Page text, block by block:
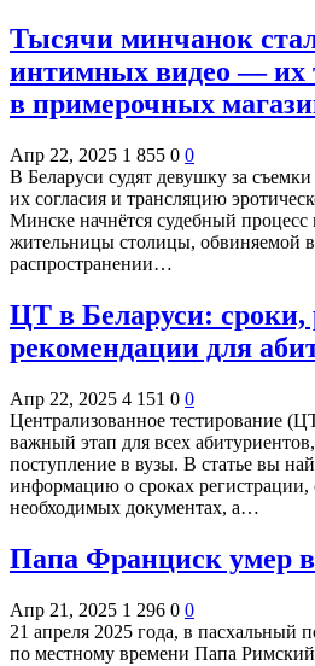
Тысячи минчанок
интимных видео — их
в примерочных
Апр 22, 2025 1 855 0 0
В Беларуси судят девушку за
их согласия и трансляцию
Минске начнётся судебный процесс
жительницы столицы, обвиняемой
распространении…
ЦТ в Беларуси: сроки,
рекомендации для
Апр 22, 2025 4 151 0 0
Централизованное тестирование
важный этап для всех
поступление в вузы. В статье вы
информацию о сроках регистрации,
необходимых документах, а…
Папа Франциск умер в
Апр 21, 2025 1 296 0 0
21 апреля 2025 года, в пасхальный
по местному времени Папа